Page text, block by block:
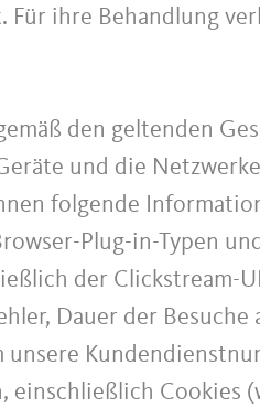
ihre Behandlung
den geltenden
und die
folgende
Plug-in-Typen
der Clickstream-
Dauer der
einschließlich Cookies